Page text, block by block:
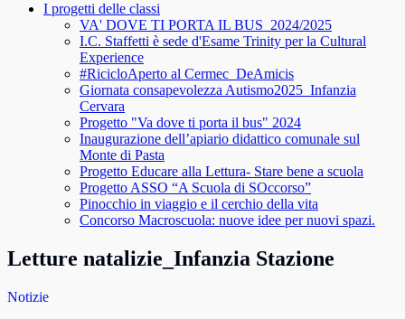
I progetti delle classi
VA' DOVE TI PORTA IL BUS_2024/2025
I.C. Staffetti è sede d'Esame Trinity per la Cultural
Experience
#RicicloAperto al Cermec_DeAmicis
Giornata consapevolezza Autismo2025_Infanzia
Cervara
Progetto "Va dove ti porta il bus" 2024
Inaugurazione dell’apiario didattico comunale sul
Monte di Pasta
Progetto Educare alla Lettura- Stare bene a scuola
Progetto ASSO “A Scuola di SOccorso”
Pinocchio in viaggio e il cerchio della vita
Concorso Macroscuola: nuove idee per nuovi spazi.
Letture natalizie_Infanzia Stazione
Notizie